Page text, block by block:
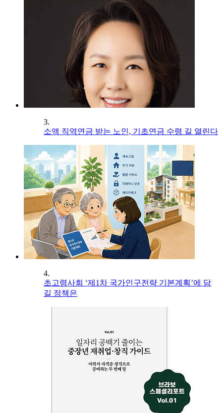
3.
소액 직역연금 받는 노인, 기초연금 수령 길 열린다
4.
초고령사회 ‘제1차 국가인구전략 기본계획’에 담
길 정책은